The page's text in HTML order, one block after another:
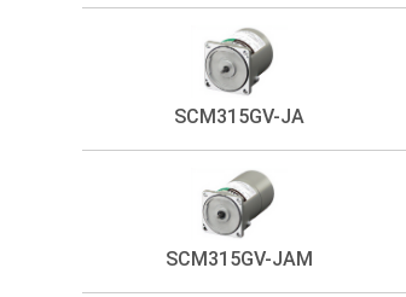
SCM315GV-JA
SCM315GV-JAM